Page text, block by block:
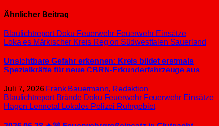
Ähnlicher Beitrag
Blaulichtreport Doku Feuerwehr Feuerwehr Einsätze
Lokales Märkischer Kreis Region Südwestfalen Sauerland
Unsichtbare Gefahr erkennen: Kreis bildet erstmals
Spezialkräfte für neue CBRN-Erkunderfahrzeuge aus
Juli 7, 2026 Frank Bauermann, Redaktion
Blaulichtreport Brände Doku Feuerwehr Feuerwehr Einsätze
Hagen Lennetal Lokales Polizei Ruhrgebiet